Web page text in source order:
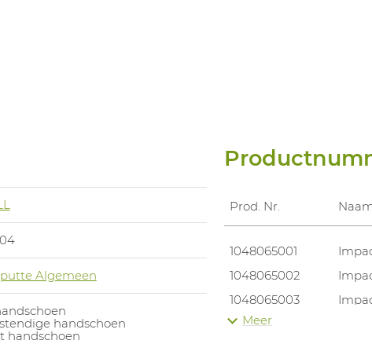
Algemeen
handschoen
handschoen
Prod. Nr.
1048065001
1048065002
1048065003
1048065004
Meer